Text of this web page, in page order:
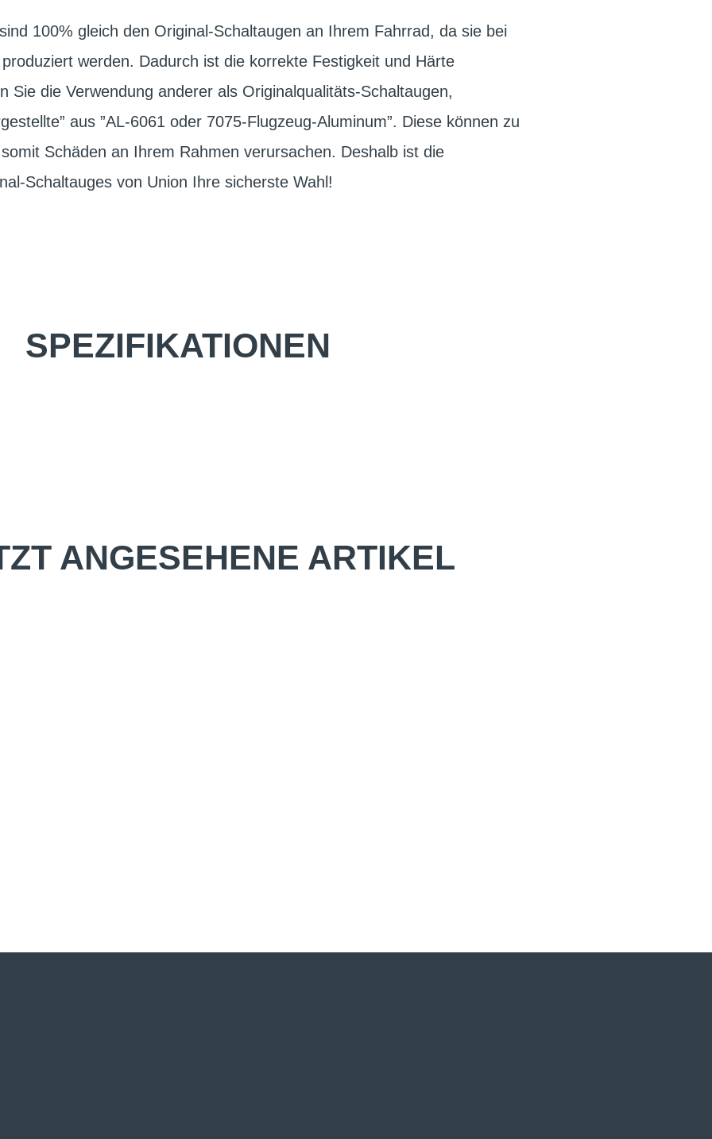
100% gleich den Original-Schaltaugen an Ihrem Fahrrad, da sie bei
werden. Dadurch ist die korrekte Festigkeit und Härte
Sie die Verwendung anderer als Originalqualitäts-Schaltaugen,
aus ”AL-6061 oder 7075-Flugzeug-Aluminum”. Diese können zu
Schäden an Ihrem Rahmen verursachen. Deshalb ist die
Schaltauges von Union Ihre sicherste Wahl!
SPEZIFIKATIONEN
ANGESEHENE ARTIKEL